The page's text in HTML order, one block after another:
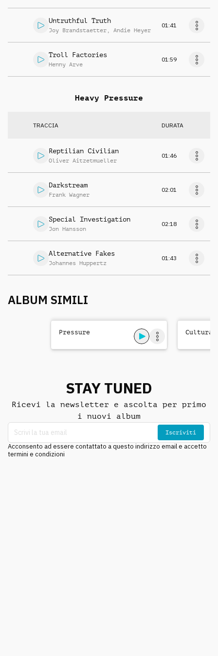
Untruthful Truth
Joy Brandstaetter , Andie Heyer
01:41
Troll Factories
Henny Arve
01:59
Heavy Pressure
TRACCIA DURATA
Reptilian Civilian
Oliver Aitzetmueller
01:46
Darkstream
Frank Wagner
02:01
Special Investigation
Jon Hansson
02:18
Alternative Fakes
Johannes Huppertz
01:43
ALBUM SIMILI
Pressure Cultural
STAY TUNED
Ricevi la newsletter e ascolta per primo
i nuovi album
Iscriviti
Acconsento ad essere contattato a questo indirizzo email e accetto
termini e condizioni